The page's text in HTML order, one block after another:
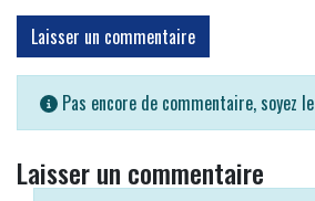
Laisser un commentaire
Pas encore de commentaire, soyez le
Laisser un commentaire